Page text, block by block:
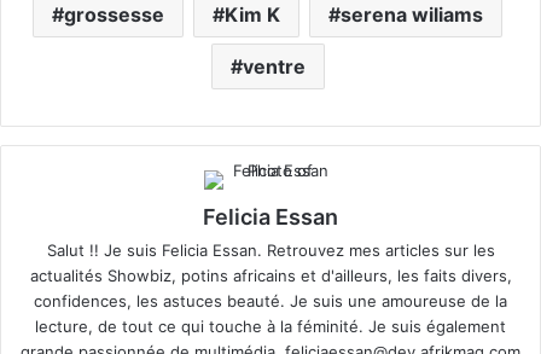
grossesse Kim K serena wiliams
ventre
Felicia Essan
Salut !! Je suis Felicia Essan. Retrouvez mes articles sur les
actualités Showbiz, potins africains et d'ailleurs, les faits divers,
confidences, les astuces beauté. Je suis une amoureuse de la
lecture, de tout ce qui touche à la féminité. Je suis également